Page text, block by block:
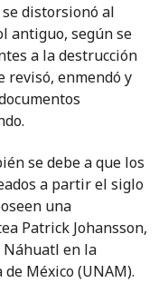
distorsionó al
antiguo, según se
a la destrucción
revisó, enmendó y
se debe a que los
a partir el siglo
una
Patrick Johansson,
en la
México (UNAM).